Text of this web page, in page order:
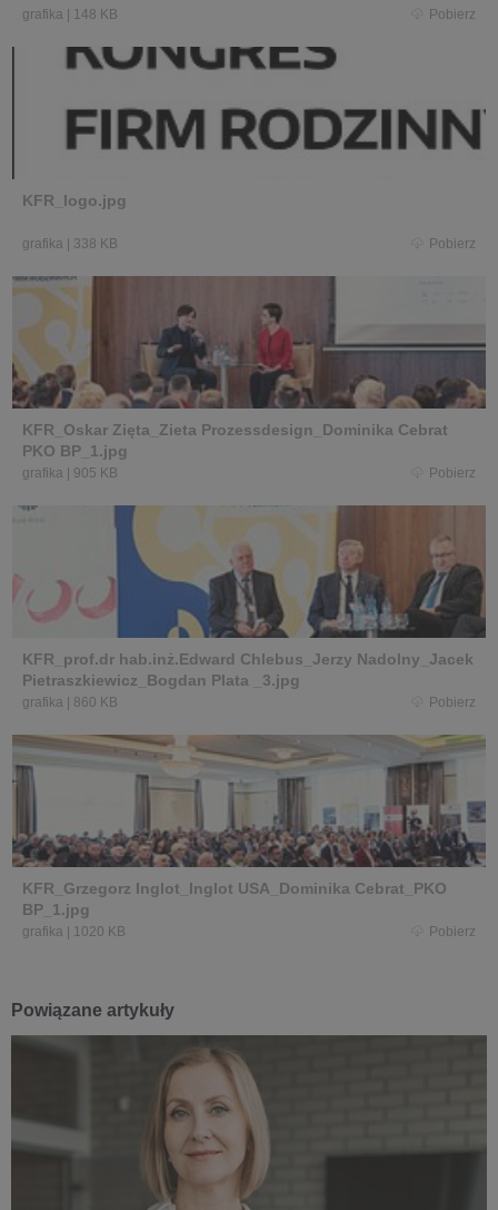
grafika 148 KB Pobierz
KFR_logo.jpg
grafika 338 KB Pobierz
KFR_Oskar Zięta_Zieta Prozessdesign_Dominika Cebrat
PKO BP_1.jpg
grafika 905 KB Pobierz
KFR_prof.dr hab.inż.Edward Chlebus_Jerzy Nadolny_Jacek
Pietraszkiewicz_Bogdan Plata _3.jpg
grafika 860 KB Pobierz
KFR_Grzegorz Inglot_Inglot USA_Dominika Cebrat_PKO
BP_1.jpg
grafika 1020 KB Pobierz
Powiązane artykuły